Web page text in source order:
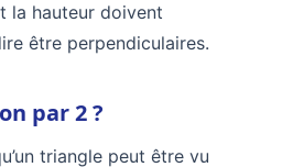
la hauteur doivent
être perpendiculaires.
par 2 ?
triangle peut être vu